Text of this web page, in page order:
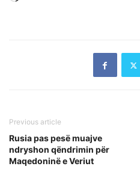
Previous article
Rusia pas pesë muajve
ndryshon qëndrimin për
Maqedoninë e Veriut